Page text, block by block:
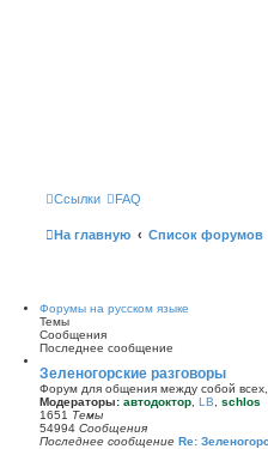
Ссылки FAQ
На главную Список форумов
Форумы на русском языке
Темы
Сообщения
Последнее сообщение
Зеленогорские разговоры
Форум для общения между собой всех,
Модераторы: автодоктор LB
schlos
1651 Темы
54994 Сообщения
Последнее сообщение Re: